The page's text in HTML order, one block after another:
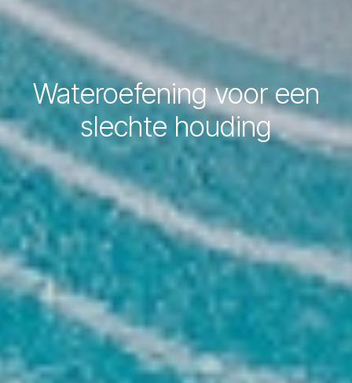
Wateroefening voor een
slechte houding